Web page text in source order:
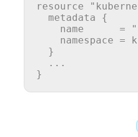
resource
  metadata {
    name      =
namespace =
  }
  ...
}